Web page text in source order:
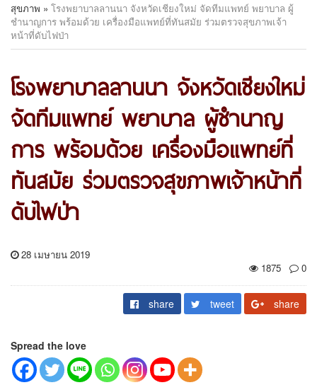
สุขภาพ » โรงพยาบาลลานนา จังหวัดเชียงใหม่ จัดทีมแพทย์ พยาบาล ผู้
ชำนาญการ พร้อมด้วย เครื่องมือแพทย์ที่ทันสมัย ร่วมตรวจสุขภาพเจ้า
หน้าที่ดับไฟป่า
โรงพยาบาลลานนา จังหวัดเชียงใหม่
จัดทีมแพทย์ พยาบาล ผู้ชำนาญ
การ พร้อมด้วย เครื่องมือแพทย์ที่
ทันสมัย ร่วมตรวจสุขภาพเจ้าหน้าที่
ดับไฟป่า
28 เมษายน 2019
1875
0
share tweet share
Spread the love